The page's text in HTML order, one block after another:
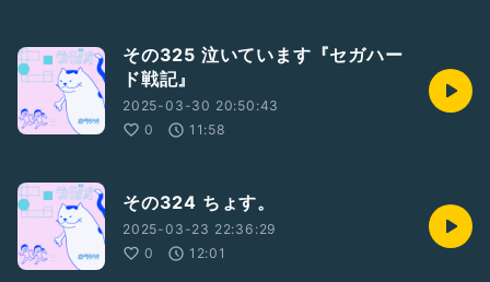
その325 泣いています『セガハー
ド戦記』
2025-03-30 20:50:43
0
11:58
その324 ちょす。
2025-03-23 22:36:29
0
12:01